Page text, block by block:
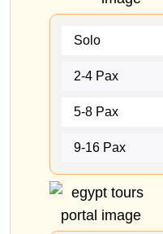
Solo
2-4 Pax
5-8 Pax
9-16 Pax